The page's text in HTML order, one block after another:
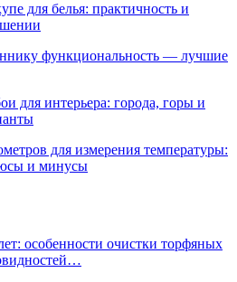
для белья: практичность и
функциональность — лучшие
для интерьера: города, горы и
для измерения температуры:
и минусы
особенности очистки торфяных